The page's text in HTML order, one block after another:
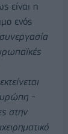
είναι η
ενός
-
στην